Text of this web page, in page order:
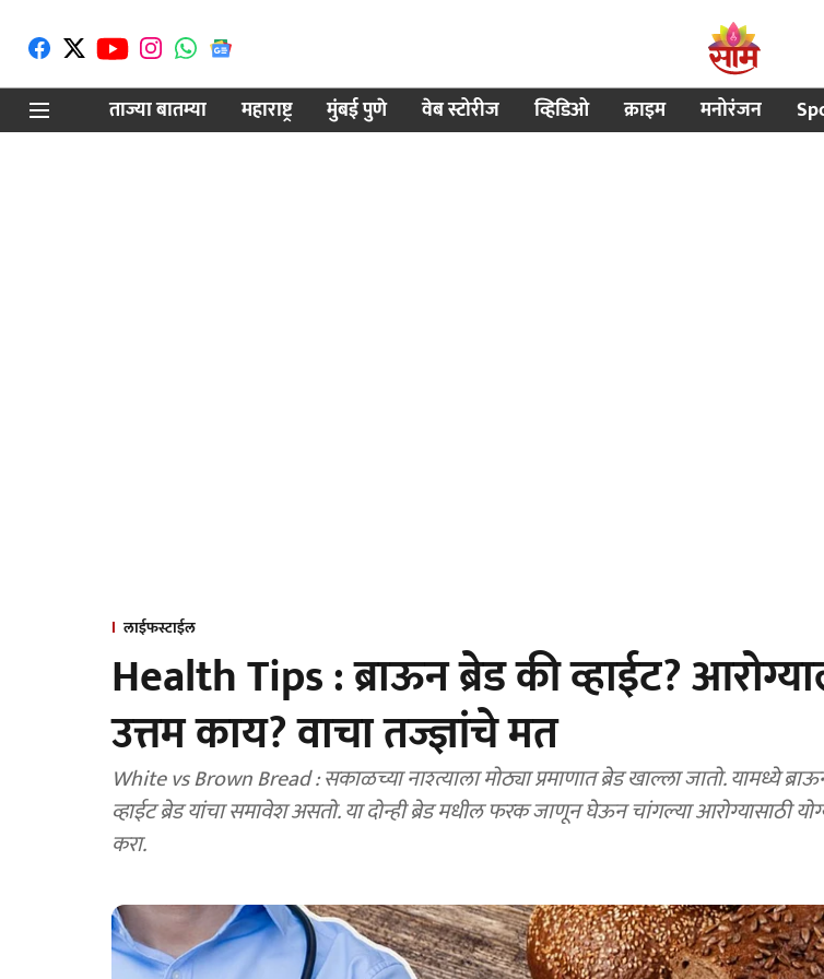
ताज्या बातम्या
महाराष्ट्र मुंबई पुणे वेब स्टोरीज व्हिडिओ क्राइम मनोरंजन
लाईफस्टाईल
Health Tips : ब्राऊन ब्रेड की व्हाईट?
उत्तम काय? वाचा तज्ज्ञांचे मत
White vs Brown Bread : सकाळच्या नाश्त्याला मोठ्या प्रमाणात ब्रेड खाल्ला जातो. यामध्ये
व्हाईट ब्रेड यांचा समावेश असतो. या दोन्ही ब्रेड मधील फरक जाणून घेऊन चांगल्या आरोग्यासाठी
करा.